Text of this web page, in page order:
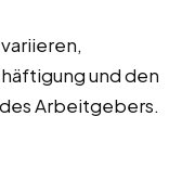
und den
Arbeitgebers.